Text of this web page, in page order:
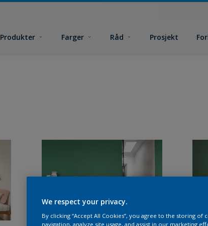
Produkter Farger Råd Prosjekt
We respect your privacy.
By clicking “Accept All Cookies”, you agree to the storing
navigation, analyze site usage, and assist in our marketing